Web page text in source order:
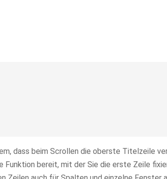
dass beim Scrollen die oberste Titelzeile
bereit, mit der Sie die erste Zeile